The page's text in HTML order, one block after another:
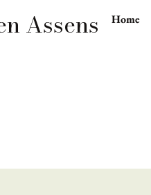
Assens Home